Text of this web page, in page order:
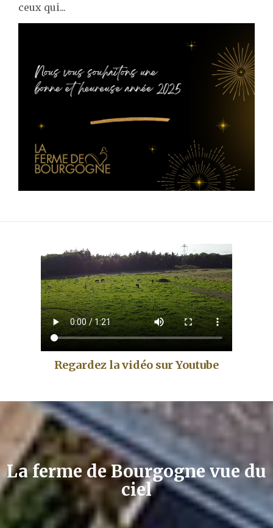
ceux qui...
Regardez la vidéo sur Youtube
La ferme de Bourgogne vue du
ciel